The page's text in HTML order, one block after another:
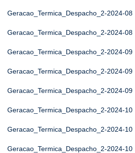
Geracao_Termica_Despacho_2-2024-08
Geracao_Termica_Despacho_2-2024-08
Geracao_Termica_Despacho_2-2024-09
Geracao_Termica_Despacho_2-2024-09
Geracao_Termica_Despacho_2-2024-09
Geracao_Termica_Despacho_2-2024-10
Geracao_Termica_Despacho_2-2024-10
Geracao_Termica_Despacho_2-2024-10